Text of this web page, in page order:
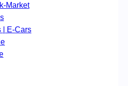
Market
| E-Cars